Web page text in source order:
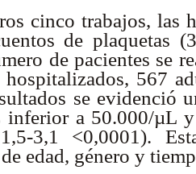
cinco trabajos, las
de plaquetas
de pacientes se
hospitalizados, 567
se evidenció
inferior a 50.000/µL
3,1 <0,0001).
edad, género y